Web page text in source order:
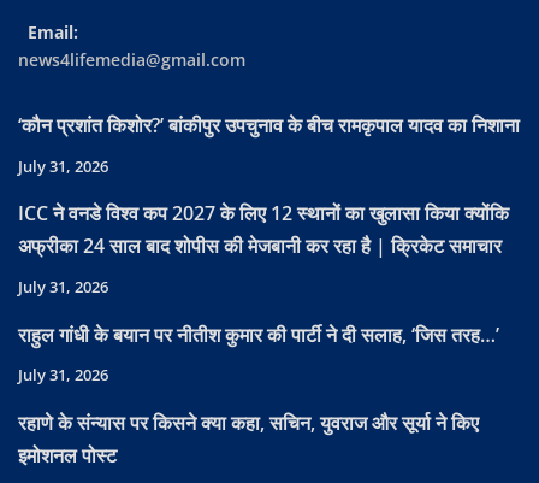
Email:
news4lifemedia@gmail.com
‘कौन प्रशांत किशोर?’ बांकीपुर उपचुनाव के बीच रामकृपाल यादव का निशाना
July 31, 2026
ICC ने वनडे विश्व कप 2027 के लिए 12 स्थानों का खुलासा किया क्योंकि
अफ्रीका 24 साल बाद शोपीस की मेजबानी कर रहा है | क्रिकेट समाचार
July 31, 2026
राहुल गांधी के बयान पर नीतीश कुमार की पार्टी ने दी सलाह, ‘जिस तरह…’
July 31, 2026
रहाणे के संन्यास पर किसने क्या कहा, सचिन, युवराज और सूर्या ने किए
इमोशनल पोस्ट